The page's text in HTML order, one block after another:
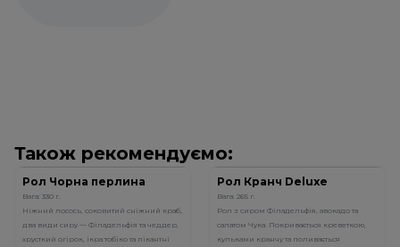
Також рекомендуємо:
Рол Чорна перлина
Вага: 330 г.
Ніжний лосось, соковитий сніжний краб,
два види сиру — Філадельфія та чеддер,
хрусткий огірок, ікра тобіко та пікантні
Рол Кранч Deluxe
Вага: 265 г.
Рол з сиром Філадельфія, авокадо та
салатом Чука. Покривається креветкою,
кульками кранчу та поливається